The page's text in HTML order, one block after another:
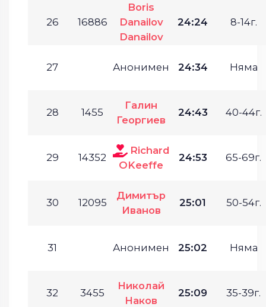
26 16886
Boris
Danailov
Danailov
24:24 8-14г.
27 Анонимен 24:34 Няма
28 1455
Галин
Георгиев
24:43 40-44г.
29 14352
Richard
OKeeffe
24:53 65-69г.
30 12095
Димитър
Иванов
25:01 50-54г.
31 Анонимен 25:02 Няма
32 3455
Николай
Наков
25:09 35-39г.